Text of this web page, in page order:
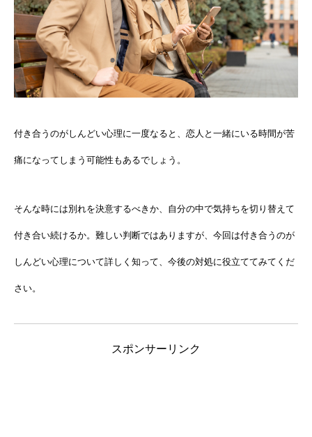
付き合うのがしんどい心理に一度なると、恋人と一緒にいる時間が苦
痛になってしまう可能性もあるでしょう。
そんな時には別れを決意するべきか、自分の中で気持ちを切り替えて
付き合い続けるか。難しい判断ではありますが、今回は付き合うのが
しんどい心理について詳しく知って、今後の対処に役立ててみてくだ
さい。
スポンサーリンク